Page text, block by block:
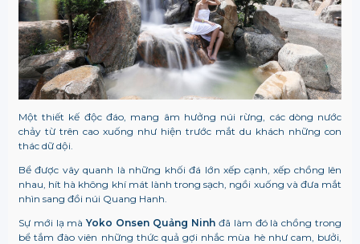
Một thiết kế độc đáo, mang âm hưởng núi rừng, các dòng nước
chảy từ trên cao xuống như hiện trước mắt du khách những con
thác dữ dội.
Bể được vây quanh là những khối đá lớn xếp cạnh, xếp chồng lên
nhau, hít hà không khí mát lành trong sạch, ngồi xuống và đưa mắt
nhìn sang đồi núi Quang Hanh.
Sự mới lạ màYoko Onsen Quảng Ninh đã làm đó là chồng trong
bể tắm đào viên những thức quả gợi nhắc mùa hè như cam, bưởi,